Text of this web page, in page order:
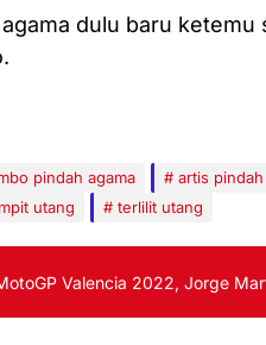
dulu baru ketemu
pindah agama artis pindah
utang terlilit utang
Valencia 2022, Jorge